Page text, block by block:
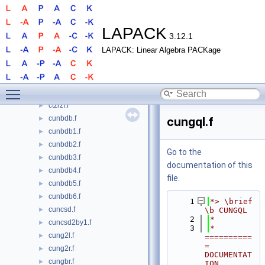
LAPACK 3.12.1
LAPACK: Linear Algebra PACKage
► ctrsyl3.f
► ctrti2.f
► ctrtri.f
► ctrtrs.f
► ctrttf.f
► ctzrzf.f
► cunbdb.f
► cunbdb1.f
► cunbdb2.f
► cunbdb3.f
► cunbdb4.f
► cunbdb5.f
► cunbdb6.f
► cuncsd.f
► cuncsd2by1.f
► cung2l.f
► cung2r.f
► cungbr.f
cungql.f
Go to the
documentation of this
file.
    1
*> \brief
\b CUNGQL
    2
*
    3
*
==========
=
DOCUMENTAT